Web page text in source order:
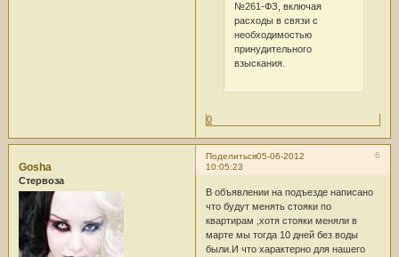
№261-ФЗ, включая
расходы в связи с
необходимостью
принудительного
взыскания.
0
Поделиться 6
05-06-2012
10:05:23
Gosha
Стервоза
В объявлении на подъезде написано
что будут менять стояки по
квартирам ,хотя стояки меняли в
марте мы тогда 10 дней без воды
были.И что характерно для нашего